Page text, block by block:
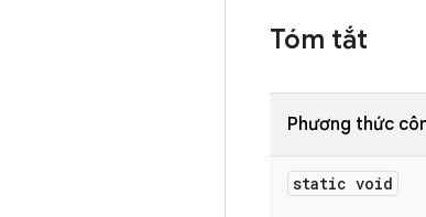
Tóm tắt
Phương thức
static void